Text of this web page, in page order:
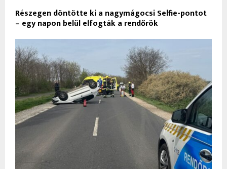
Részegen döntötte ki a nagymágocsi Selfie-pontot
– egy napon belül elfogták a rendőrök